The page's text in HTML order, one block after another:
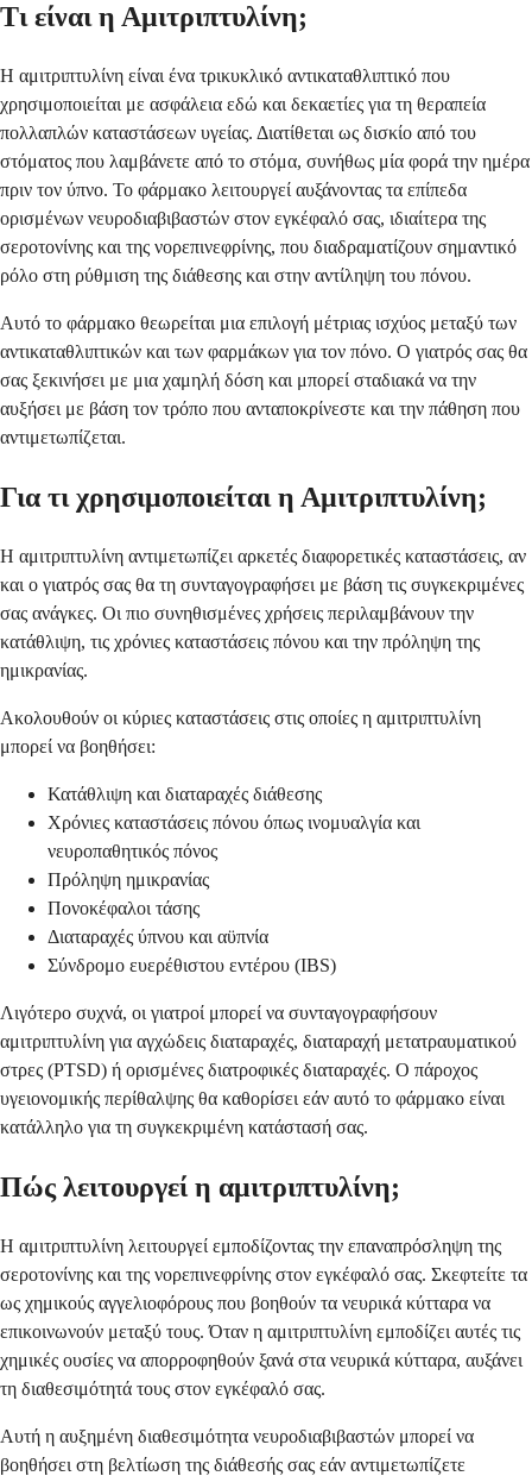
Τι είναι η Αμιτριπτυλίνη;
Η αμιτριπτυλίνη είναι ένα τρικυκλικό αντικαταθλιπτικό που
χρησιμοποιείται με ασφάλεια εδώ και δεκαετίες για τη θεραπεία
πολλαπλών καταστάσεων υγείας. Διατίθεται ως δισκίο από του
στόματος που λαμβάνετε από το στόμα, συνήθως μία φορά την ημέρα
πριν τον ύπνο. Το φάρμακο λειτουργεί αυξάνοντας τα επίπεδα
ορισμένων νευροδιαβιβαστών στον εγκέφαλό σας, ιδιαίτερα της
σεροτονίνης και της νορεπινεφρίνης, που διαδραματίζουν σημαντικό
ρόλο στη ρύθμιση της διάθεσης και στην αντίληψη του πόνου.
Αυτό το φάρμακο θεωρείται μια επιλογή μέτριας ισχύος μεταξύ των
αντικαταθλιπτικών και των φαρμάκων για τον πόνο. Ο γιατρός σας θα
σας ξεκινήσει με μια χαμηλή δόση και μπορεί σταδιακά να την
αυξήσει με βάση τον τρόπο που ανταποκρίνεστε και την πάθηση που
αντιμετωπίζεται.
Για τι χρησιμοποιείται η Αμιτριπτυλίνη;
Η αμιτριπτυλίνη αντιμετωπίζει αρκετές διαφορετικές καταστάσεις, αν
και ο γιατρός σας θα τη συνταγογραφήσει με βάση τις συγκεκριμένες
σας ανάγκες. Οι πιο συνηθισμένες χρήσεις περιλαμβάνουν την
κατάθλιψη, τις χρόνιες καταστάσεις πόνου και την πρόληψη της
ημικρανίας.
Ακολουθούν οι κύριες καταστάσεις στις οποίες η αμιτριπτυλίνη
μπορεί να βοηθήσει:
Κατάθλιψη και διαταραχές διάθεσης
Χρόνιες καταστάσεις πόνου όπως ινομυαλγία και
νευροπαθητικός πόνος
Πρόληψη ημικρανίας
Πονοκέφαλοι τάσης
Διαταραχές ύπνου και αϋπνία
Σύνδρομο ευερέθιστου εντέρου (IBS)
Λιγότερο συχνά, οι γιατροί μπορεί να συνταγογραφήσουν
αμιτριπτυλίνη για αγχώδεις διαταραχές, διαταραχή μετατραυματικού
στρες (PTSD) ή ορισμένες διατροφικές διαταραχές. Ο πάροχος
υγειονομικής περίθαλψης θα καθορίσει εάν αυτό το φάρμακο είναι
κατάλληλο για τη συγκεκριμένη κατάστασή σας.
Πώς λειτουργεί η αμιτριπτυλίνη;
Η αμιτριπτυλίνη λειτουργεί εμποδίζοντας την επαναπρόσληψη της
σεροτονίνης και της νορεπινεφρίνης στον εγκέφαλό σας. Σκεφτείτε τα
ως χημικούς αγγελιοφόρους που βοηθούν τα νευρικά κύτταρα να
επικοινωνούν μεταξύ τους. Όταν η αμιτριπτυλίνη εμποδίζει αυτές τις
χημικές ουσίες να απορροφηθούν ξανά στα νευρικά κύτταρα, αυξάνει
τη διαθεσιμότητά τους στον εγκέφαλό σας.
Αυτή η αυξημένη διαθεσιμότητα νευροδιαβιβαστών μπορεί να
βοηθήσει στη βελτίωση της διάθεσής σας εάν αντιμετωπίζετε